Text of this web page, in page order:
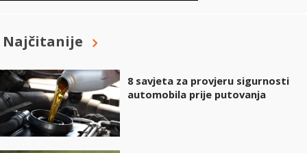
Najčitanije
8 savjeta za provjeru sigurnosti
automobila prije putovanja